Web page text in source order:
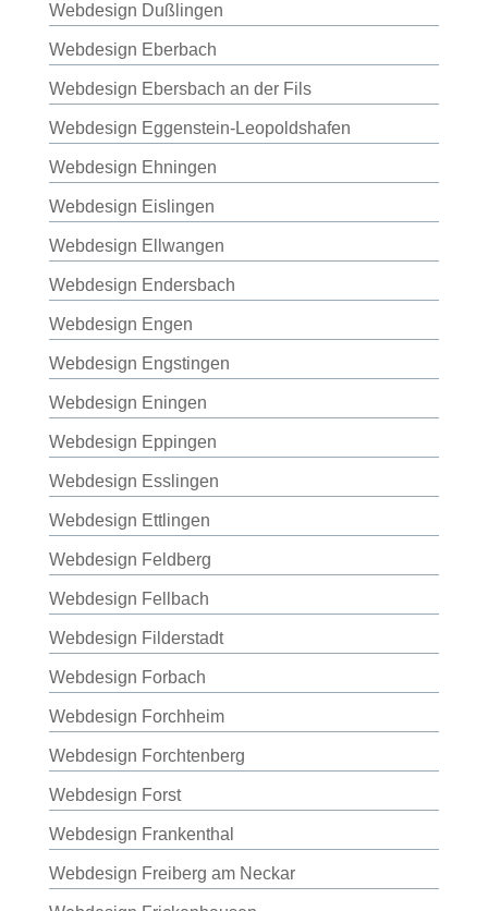
Webdesign Dußlingen
Webdesign Eberbach
Webdesign Ebersbach an der Fils
Webdesign Eggenstein-Leopoldshafen
Webdesign Ehningen
Webdesign Eislingen
Webdesign Ellwangen
Webdesign Endersbach
Webdesign Engen
Webdesign Engstingen
Webdesign Eningen
Webdesign Eppingen
Webdesign Esslingen
Webdesign Ettlingen
Webdesign Feldberg
Webdesign Fellbach
Webdesign Filderstadt
Webdesign Forbach
Webdesign Forchheim
Webdesign Forchtenberg
Webdesign Forst
Webdesign Frankenthal
Webdesign Freiberg am Neckar